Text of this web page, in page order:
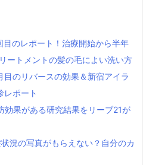
のレポート！治療開始から半年
ートメントの髪の毛によい洗い方
のリバースの効果＆新宿アイラ
レポート
果がある研究結果をリーブ21が
況の写真がもらえない？自分のカ